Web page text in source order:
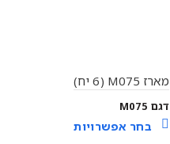
מארז M075 (6 יח)
דגם M075
בחר אפשרויות